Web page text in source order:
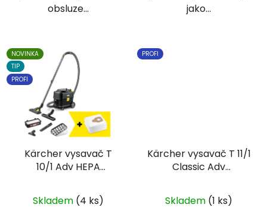
obsluze...
jako...
NOVINKA
TIP
PROFI
Kärcher vysavač T
10/1 Adv HEPA
Skladem (4 ks)
PROFI
Kärcher vysavač T 11/1
Classic Adv
Skladem (1 ks)